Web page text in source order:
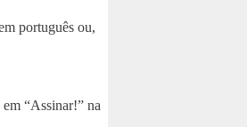
português ou,
“Assinar!” na